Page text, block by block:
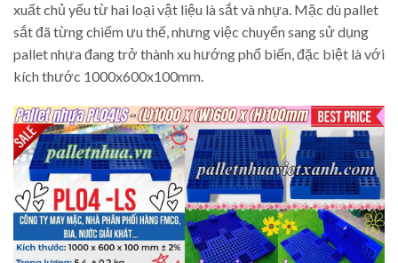
xuất chủ yếu từ hai loại vật liệu là sắt và nhựa. Mặc dù pallet
sắt đã từng chiếm ưu thế, nhưng việc chuyển sang sử dụng
pallet nhựa đang trở thành xu hướng phổ biến, đặc biệt là với
kích thước 1000x600x100mm.